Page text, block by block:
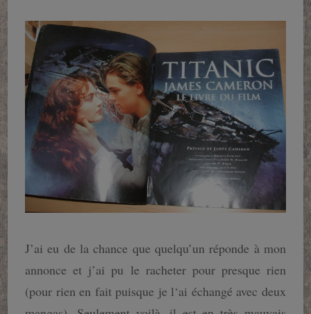
J’ai eu de la chance que quelqu’un réponde à mon
annonce et j’ai pu le racheter pour presque rien
(pour rien en fait puisque je l‘ai échangé avec deux